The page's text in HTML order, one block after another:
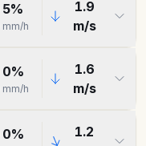
5%
mm/h
1.9
m/s
0%
mm/h
1.6
m/s
0%
1.2